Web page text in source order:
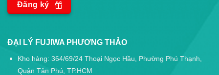
Đăng ký
ĐẠI LÝ FUJIWA PHƯƠNG THẢO
Kho hàng: 364/69/24 Thoại Ngọc Hầu, Phường Phú Thạnh,
Quận Tân Phú, TP.HCM